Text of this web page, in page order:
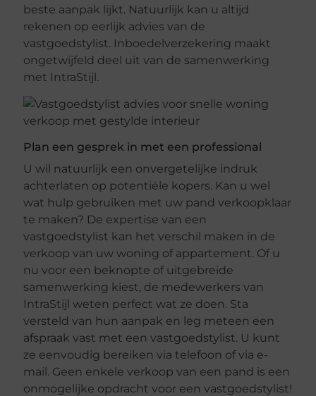
beste aanpak lijkt. Natuurlijk kan u altijd
rekenen op eerlijk advies van de
vastgoedstylist. Inboedelverzekering maakt
ongetwijfeld deel uit van de samenwerking
met IntraStijl.
Plan een gesprek in met een professional
U wil natuurlijk een onvergetelijke indruk
achterlaten op potentiële kopers. Kan u wel
wat hulp gebruiken met uw pand verkoopklaar
te maken? De expertise van een
vastgoedstylist kan het verschil maken in de
verkoop van uw woning of appartement. Of u
nu voor een beknopte of uitgebreide
samenwerking kiest, de medewerkers van
IntraStijl weten perfect wat ze doen. Sta
versteld van hun aanpak en leg meteen een
afspraak vast met een vastgoedstylist. U kunt
ze eenvoudig bereiken via telefoon of via e-
mail. Geen enkele verkoop van een pand is een
onmogelijke opdracht voor een vastgoedstylist!